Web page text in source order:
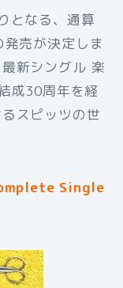
となる、通算
売が決定しま
新シングル 楽
成30周年を経
スピッツの世
Single